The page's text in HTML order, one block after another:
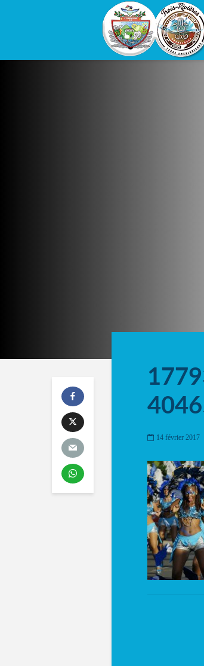
14 février 2017